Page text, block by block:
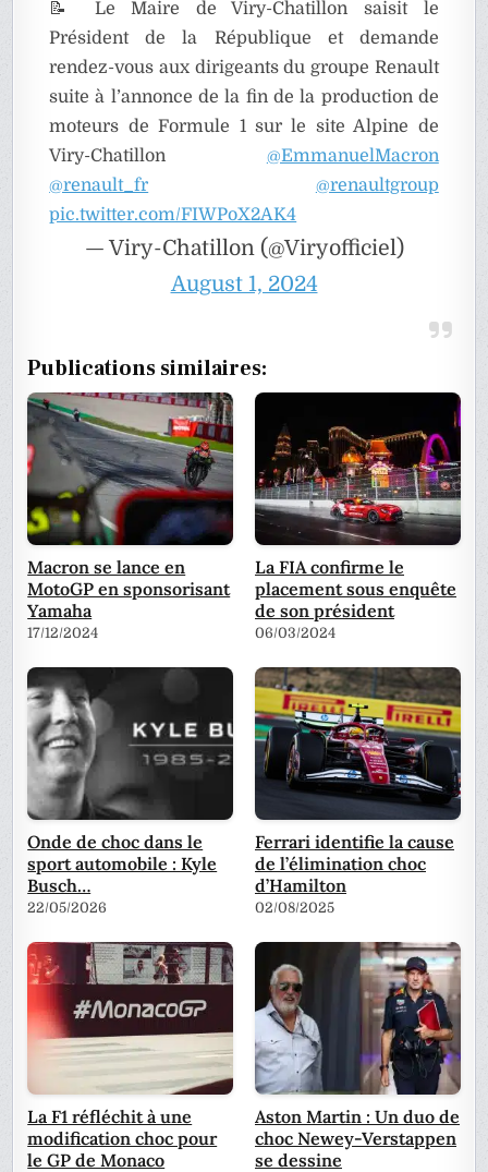
📝 Le Maire de Viry-Chatillon saisit le
Président de la République et demande
rendez-vous aux dirigeants du groupe Renault
suite à l’annonce de la fin de la production de
moteurs de Formule 1 sur le site Alpine de
Viry-Chatillon @EmmanuelMacron
@renault_fr
@renaultgroup
pic.twitter.com/FIWPoX2AK4
— Viry-Chatillon (@Viryofficiel)
August 1, 2024
Publications similaires:
Macron se lance en
MotoGP en sponsorisant
Yamaha
17/12/2024
La FIA confirme le
placement sous enquête
de son président
06/03/2024
Onde de choc dans le
sport automobile : Kyle
Busch…
22/05/2026
Ferrari identifie la cause
de l’élimination choc
d’Hamilton
02/08/2025
La F1 réfléchit à une
modification choc pour
le GP de Monaco
Aston Martin : Un duo de
choc Newey-Verstappen
se dessine